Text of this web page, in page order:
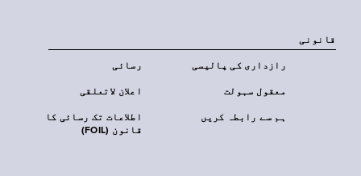
قانونی
رسائی رازداری کی پالیسی
اعلان لاتعلقی معقول سہولت
اطلاعات تک رسائی کا
قانون (FOIL)
ہم سے رابطہ کریں